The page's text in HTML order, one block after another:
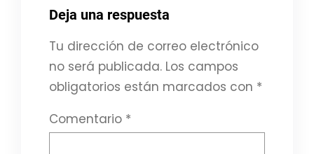
Deja una respuesta
Tu dirección de correo electrónico
no será publicada. Los campos
obligatorios están marcados con *
Comentario *